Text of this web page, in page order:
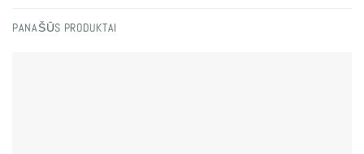
PANAŠŪS PRODUKTAI